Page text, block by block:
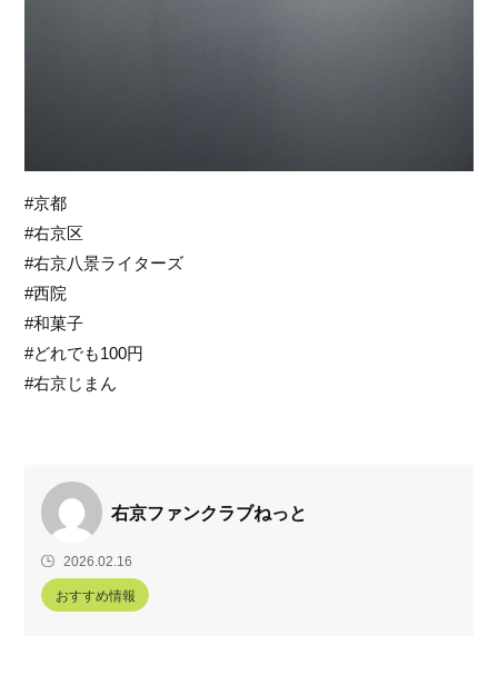
#京都
#右京区
#右京八景ライターズ
#西院
#和菓子
#どれでも100円
#右京じまん
右京ファンクラブねっと
2026.02.16
おすすめ情報